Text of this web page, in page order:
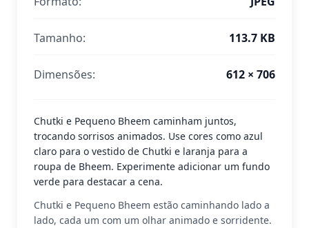
Tamanho: 113.7 KB
Dimensões: 612 × 706
Chutki e Pequeno Bheem caminham juntos,
trocando sorrisos animados. Use cores como azul
claro para o vestido de Chutki e laranja para a
roupa de Bheem. Experimente adicionar um fundo
verde para destacar a cena.
Chutki e Pequeno Bheem estão caminhando lado a
lado, cada um com um olhar animado e sorridente.